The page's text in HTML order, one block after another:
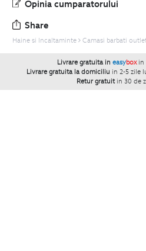
Opinia cumparatorului
Share
Haine si Incaltaminte Camasi barbati
Livrare gratuita in easybox in
Livrare gratuita la domiciliu in 2-5 zile
Retur gratuit in 30 de